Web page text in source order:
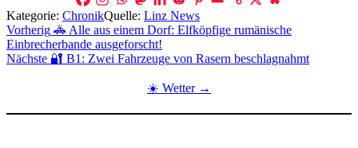
Kategorie: ChronikQuelle: Linz News
Beitragsnavigation
Vorherig 🚓 Alle aus einem Dorf: Elfköpfige rumänische
Einbrecherbande ausgeforscht!
Nächste 🔐 B1: Zwei Fahrzeuge von Rasern beschlagnahmt
☀️ Wetter →